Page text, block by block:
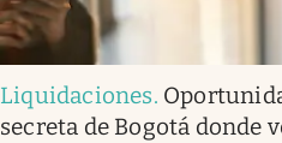
Liquidaciones.
secreta de Bogotá donde